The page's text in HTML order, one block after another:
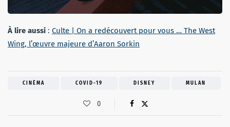
À lire aussi : Culte | On a redécouvert pour vous … The West
Wing, l’œuvre majeure d’Aaron Sorkin
CINÉMA COVID-19 DISNEY MULAN
0